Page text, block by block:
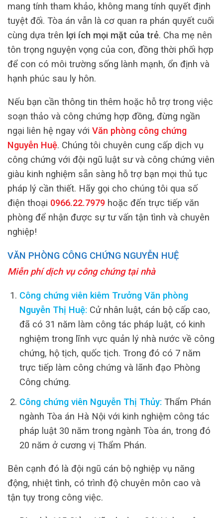
mang tính tham khảo, không mang tính quyết định
tuyệt đối. Tòa án vẫn là cơ quan ra phán quyết cuối
cùng dựa trên lợi ích mọi mặt của trẻ. Cha mẹ nên
tôn trọng nguyện vọng của con, đồng thời phối hợp
để con có môi trường sống lành mạnh, ổn định và
hạnh phúc sau ly hôn.
Nếu bạn cần thông tin thêm hoặc hỗ trợ trong việc
soạn thảo và công chứng hợp đồng, đừng ngần
ngại liên hệ ngay với Văn phòng công chứng
Nguyễn Huệ. Chúng tôi chuyên cung cấp dịch vụ
công chứng với đội ngũ luật sư và công chứng viên
giàu kinh nghiệm sẵn sàng hỗ trợ bạn mọi thủ tục
pháp lý cần thiết. Hãy gọi cho chúng tôi qua số
điện thoại 0966.22.7979 hoặc đến trực tiếp văn
phòng để nhận được sự tư vấn tận tình và chuyên
nghiệp!
VĂN PHÒNG CÔNG CHỨNG NGUYỄN HUỆ
Miễn phí dịch vụ công chứng tại nhà
Công chứng viên kiêm Trưởng Văn phòng
Nguyễn Thị Huệ: Cử nhân luật, cán bộ cấp cao,
đã có 31 năm làm công tác pháp luật, có kinh
nghiệm trong lĩnh vực quản lý nhà nước về công
chứng, hộ tịch, quốc tịch. Trong đó có 7 năm
trực tiếp làm công chứng và lãnh đạo Phòng
Công chứng.
Công chứng viên Nguyễn Thị Thủy: Thẩm Phán
ngành Tòa án Hà Nội với kinh nghiệm công tác
pháp luật 30 năm trong ngành Tòa án, trong đó
20 năm ở cương vị Thẩm Phán.
Bên cạnh đó là đội ngũ cán bộ nghiệp vụ năng
động, nhiệt tình, có trình độ chuyên môn cao và
tận tụy trong công việc.